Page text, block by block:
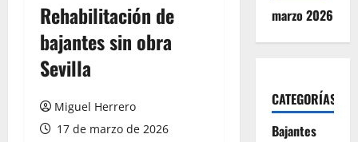
Rehabilitación de
bajantes sin obra
Sevilla
Miguel Herrero
17 de marzo de 2026
marzo 2026
CATEGORÍAS
Bajantes